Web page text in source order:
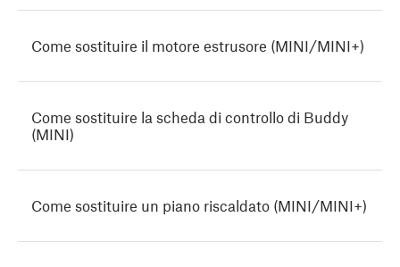
Come sostituire il motore estrusore (MINI/MINI+)
Come sostituire la scheda di controllo di Buddy
(MINI)
Come sostituire un piano riscaldato (MINI/MINI+)